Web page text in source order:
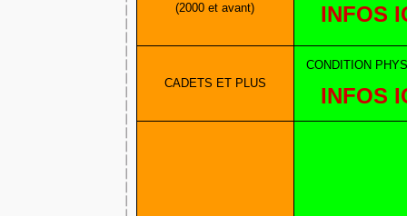
(2000 et avant)
INFOS
CADETS ET PLUS
CONDITION
INFOS